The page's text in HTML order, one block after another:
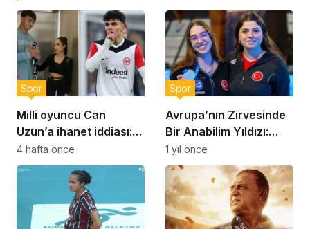
Milli oyuncu Can
Uzun’a ihanet iddiası:
‘Asla bir erkeğe bağımlı
olmayın’
Spor
4 hafta önce
Avrupa’nın Zirvesinde
Bir Anabilim Yıldızı:
Selin Hürmeriç
Spor
1 yıl önce